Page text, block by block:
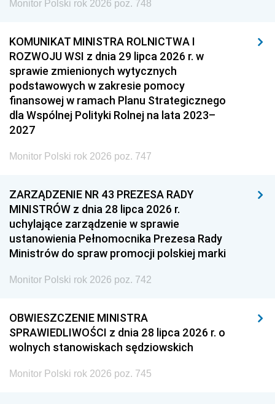
Monitor Polski rok 2026 poz. 748
KOMUNIKAT MINISTRA ROLNICTWA I
ROZWOJU WSI z dnia 29 lipca 2026 r. w
sprawie zmienionych wytycznych
podstawowych w zakresie pomocy
finansowej w ramach Planu Strategicznego
dla Wspólnej Polityki Rolnej na lata 2023–
2027
Monitor Polski rok 2026 poz. 747
ZARZĄDZENIE NR 43 PREZESA RADY
MINISTRÓW z dnia 28 lipca 2026 r.
uchylające zarządzenie w sprawie
ustanowienia Pełnomocnika Prezesa Rady
Ministrów do spraw promocji polskiej marki
Monitor Polski rok 2026 poz. 742
OBWIESZCZENIE MINISTRA
SPRAWIEDLIWOŚCI z dnia 28 lipca 2026 r. o
wolnych stanowiskach sędziowskich
Monitor Polski rok 2026 poz. 745